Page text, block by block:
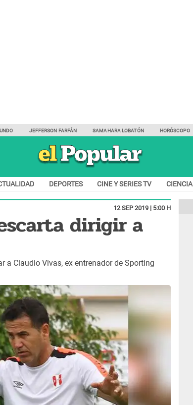
JEFFERSON FARFÁN SAMAHARA LOBATÓN HORÓSCOPO
DEPORTES CINE Y SERIES TV CIENCIA
12 SEP 2019 | 5:00 H
dirigir a
a Claudio Vivas, ex entrenador de Sporting